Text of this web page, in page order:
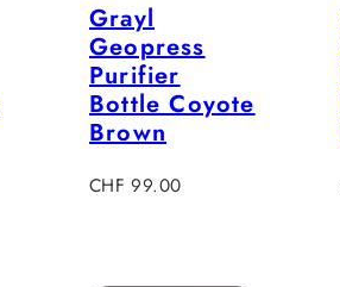
Grayl
Geopress
Purifier
Bottle Coyote
Brown
Regulärer
CHF 99.00